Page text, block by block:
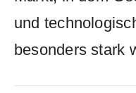
und
besonders stark